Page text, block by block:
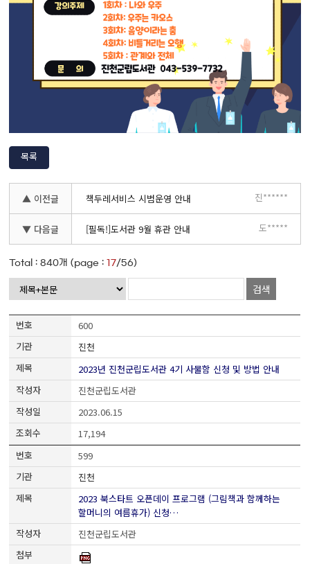
목록
▲ 이전글 책두레서비스 시범운영 안내 진******
▼ 다음글 [필독!]도서관 9월 휴관 안내 도*****
Total :840개 (page : 17/56)
검색
600
진천
2023년 진천군립도서관 4기 사물함 신청 및 방법 안내
진천군립도서관
2023.06.15
17,194
599
진천
2023 북스타트 오픈데이 프로그램 (그림책과 함께하는
할머니의 여름휴가) 신청…
진천군립도서관